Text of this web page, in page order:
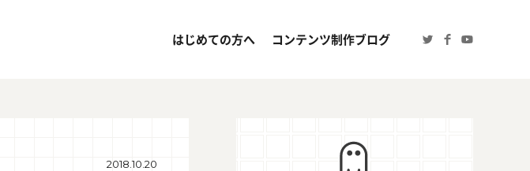
はじめての方へ コンテンツ制作ブログ
2018.10.20